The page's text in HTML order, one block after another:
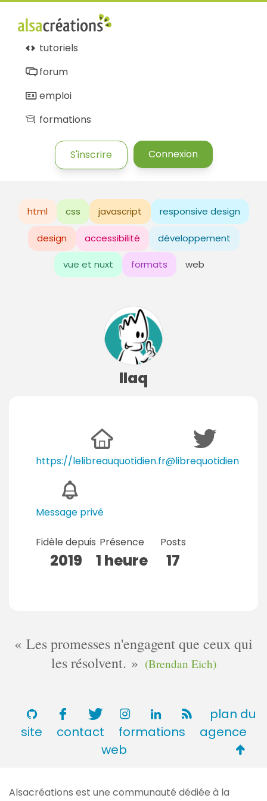
tutoriels
forum
emploi
formations
S'inscrire Connexion
html css javascript responsive design
design accessibilité développement
vue et nuxt formats web
llaq
https://lelibreauquotidien.fr@librequotidien
Message privé
Fidèle depuis
2019
Présence
1 heure
Posts
17
Les promesses n'engagent que ceux qui
les résolvent.
(Brendan Eich)
plan du
site
contact formations
agence
web
Alsacréations est une communauté dédiée à la